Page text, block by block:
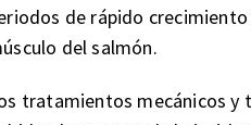
de rápido
del salmón.
tratamientos mecánicos y